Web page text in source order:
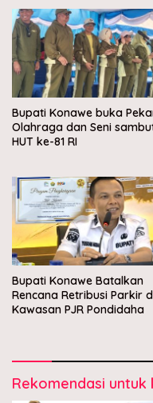
Bupati Konawe buka
Olahraga dan Seni
HUT ke-81 RI
Bupati Konawe Batalkan
Rencana Retribusi Parkir
Kawasan PJR Pondidaha
Rekomendasi untuk